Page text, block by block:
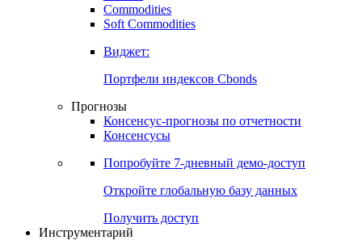
Commodities
Золото
Бензин
Soft Commodities
Виджет:
Портфели индексов Cbonds
Прогнозы
Консенсусы
Попробуйте7-дневный